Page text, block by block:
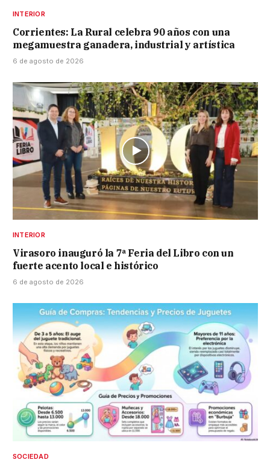
INTERIOR
Corrientes: La Rural celebra 90 años con una
megamuestra ganadera, industrial y artística
6 de agosto de 2026
INTERIOR
Virasoro inauguró la 7ª Feria del Libro con un
fuerte acento local e histórico
6 de agosto de 2026
SOCIEDAD